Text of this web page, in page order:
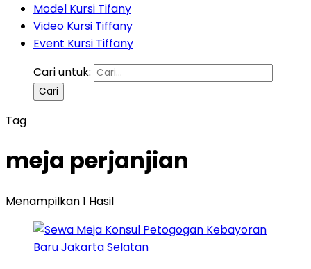
Model Kursi Tifany
Video Kursi Tiffany
Event Kursi Tiffany
Cari untuk:
Tag
meja perjanjian
Menampilkan 1 Hasil